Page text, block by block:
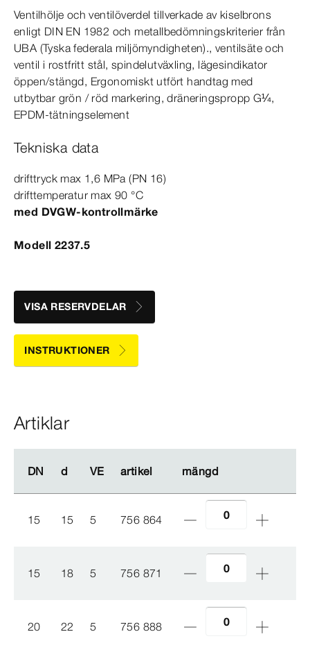
Ventilhölje och ventilöverdel tillverkade av kiselbrons
enligt DIN EN 1982 och metallbedömningskriterier från
UBA (Tyska federala miljömyndigheten)., ventilsäte och
ventil i rostfritt stål, spindelutväxling, lägesindikator
öppen/stängd, Ergonomiskt utfört handtag med
utbytbar grön / röd markering, dräneringspropp G¼,
EPDM-​tätningselement
Tekniska data
drifttryck max 1,6 MPa(PN 16)
drifttemperatur max 90 °C
med DVGW-​kontrollmärke
Modell 2237.5
VISA RESERVDELAR
INSTRUKTIONER
Artiklar
DN d VE artikel mängd
DN d VE artikel mängd
15 15 5 756 864
15 18 5 756 871
20 22 5 756 888